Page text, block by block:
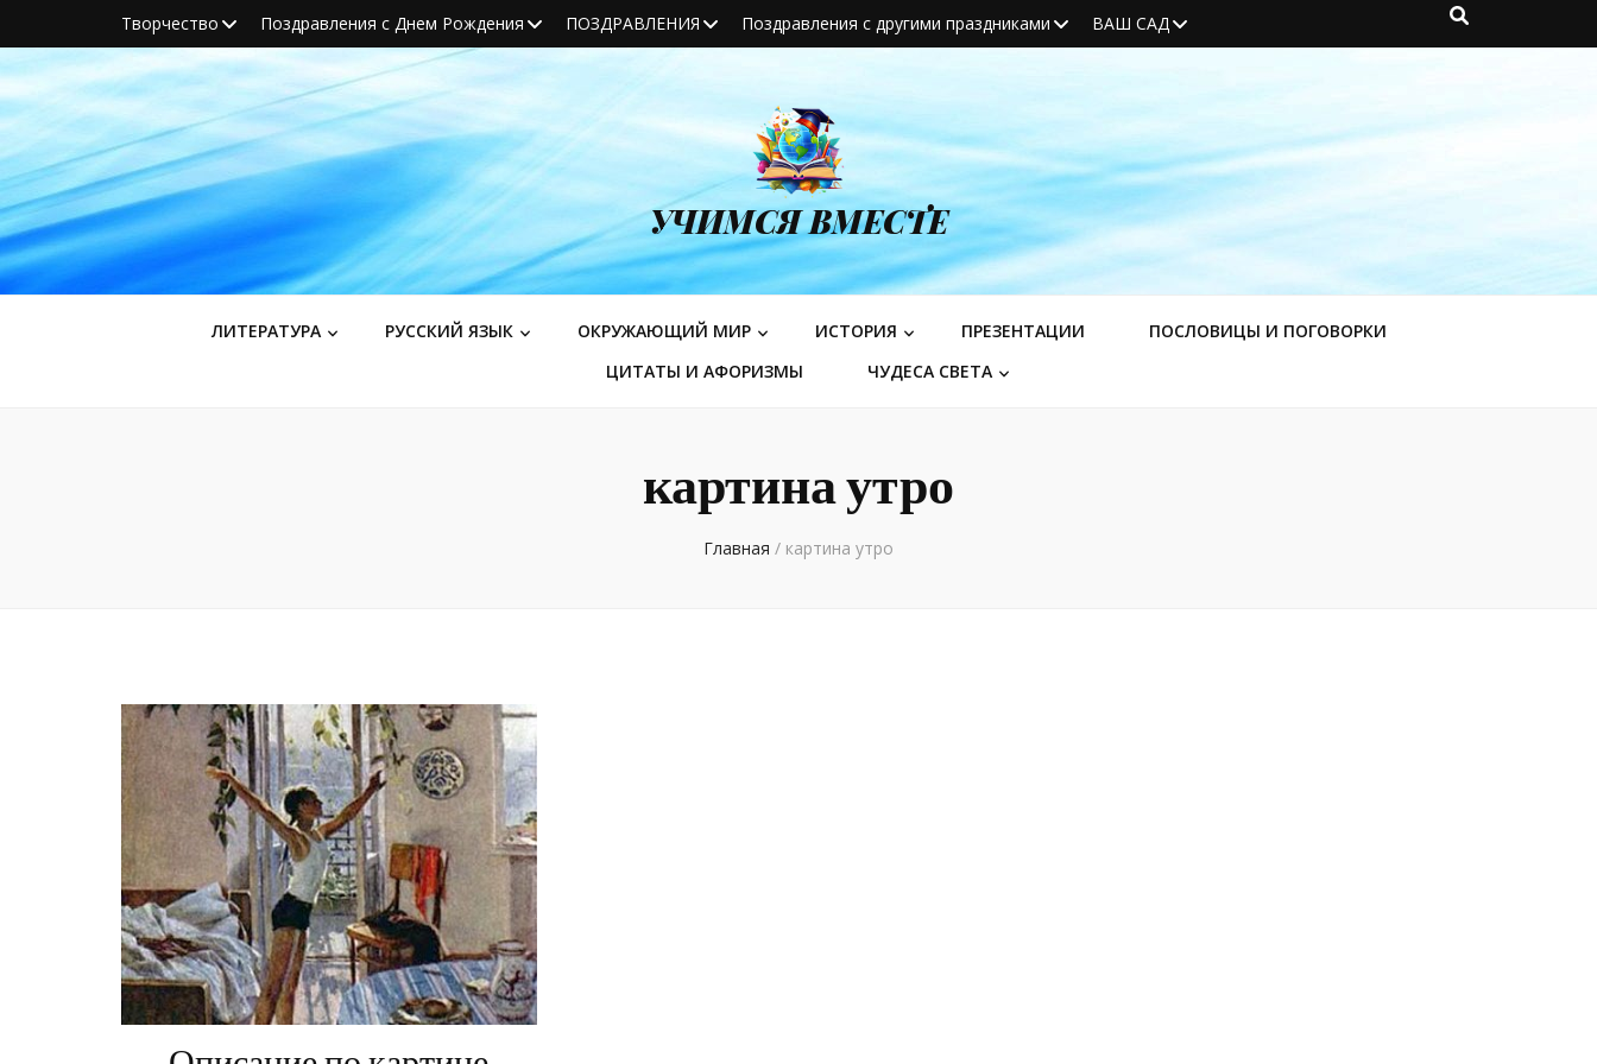
Творчество Поздравления с Днем Рождения ПОЗДРАВЛЕНИЯ Поздравления с другими праздниками ВАШ САД
УЧИМСЯ ВМЕСТЕ
ЛИТЕРАТУРА РУССКИЙ ЯЗЫК ОКРУЖАЮЩИЙ МИР ИСТОРИЯ ПРЕЗЕНТАЦИИ
ПОСЛОВИЦЫ И ПОГОВОРКИ
ЦИТАТЫ И АФОРИЗМЫ
ЧУДЕСА СВЕТА
картина утро
Главная / картина утро